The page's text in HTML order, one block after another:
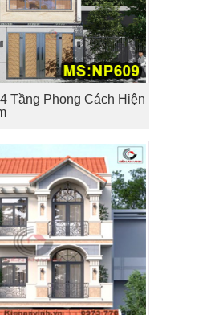
Tầng Phong Cách Hiện